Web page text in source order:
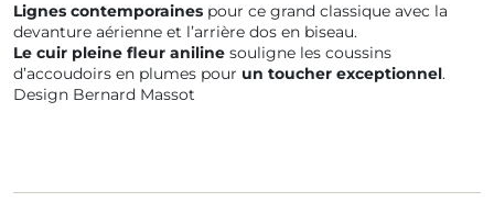
Lignes contemporaines pour ce grand classique avec la
devanture aérienne et l’arrière dos en biseau.
Le cuir pleine fleur aniline souligne les coussins
d’accoudoirs en plumes pour un toucher exceptionnel.
Design Bernard Massot